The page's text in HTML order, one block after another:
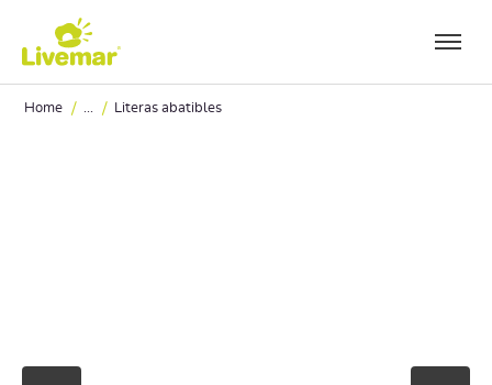
Ir a contenido principal
Home / ... / Literas abatibles